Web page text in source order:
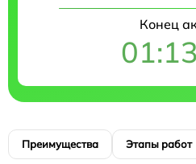
Конец
Преимущества Этапы работ